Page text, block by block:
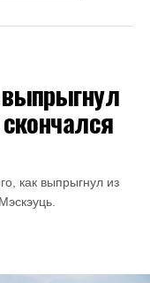
părții
din sumă și anume
как выпрыгнул из